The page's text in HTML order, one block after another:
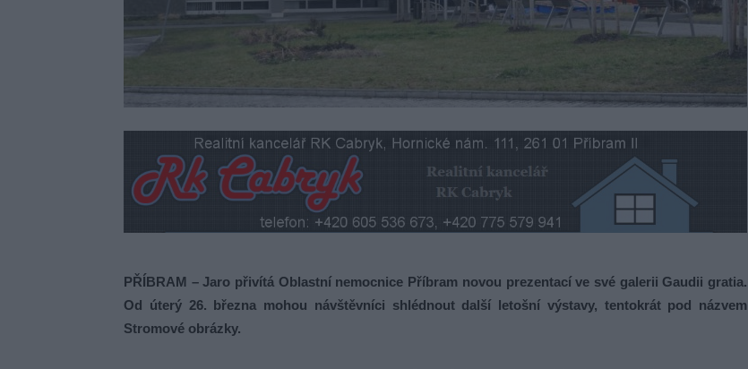
PŘÍBRAM – Jaro přivítá Oblastní nemocnice Příbram novou prezentací ve své galerii Gaudii gratia.
Od úterý 26. března mohou návštěvníci shlédnout další letošní výstavy, tentokrát pod názvem
Stromové obrázky.